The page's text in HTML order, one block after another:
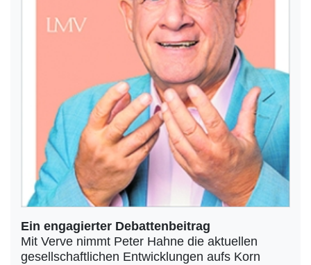
Ein engagierter Debattenbeitrag
Mit Verve nimmt Peter Hahne die aktuellen
gesellschaftlichen Entwicklungen aufs Korn